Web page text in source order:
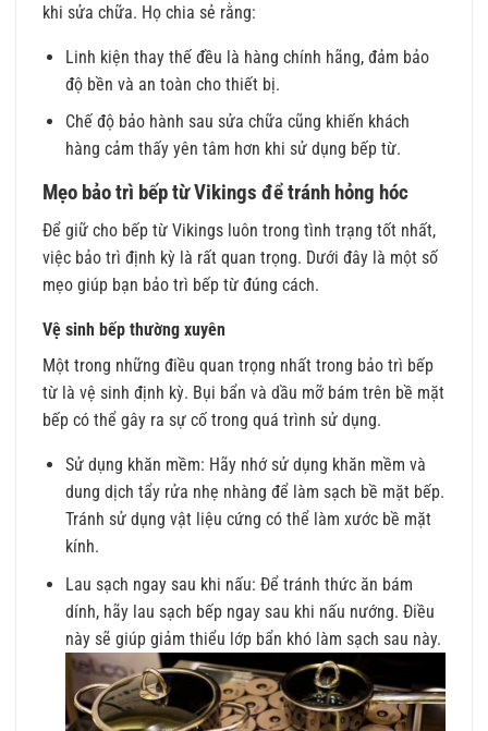
khi sửa chữa. Họ chia sẻ rằng:
Linh kiện thay thế đều là hàng chính hãng, đảm bảo
độ bền và an toàn cho thiết bị.
Chế độ bảo hành sau sửa chữa cũng khiến khách
hàng cảm thấy yên tâm hơn khi sử dụng bếp từ.
Mẹo bảo trì bếp từ Vikings để tránh hỏng hóc
Để giữ cho bếp từ Vikings luôn trong tình trạng tốt nhất,
việc bảo trì định kỳ là rất quan trọng. Dưới đây là một số
mẹo giúp bạn bảo trì bếp từ đúng cách.
Vệ sinh bếp thường xuyên
Một trong những điều quan trọng nhất trong bảo trì bếp
từ là vệ sinh định kỳ. Bụi bẩn và dầu mỡ bám trên bề mặt
bếp có thể gây ra sự cố trong quá trình sử dụng.
Sử dụng khăn mềm: Hãy nhớ sử dụng khăn mềm và
dung dịch tẩy rửa nhẹ nhàng để làm sạch bề mặt bếp.
Tránh sử dụng vật liệu cứng có thể làm xước bề mặt
kính.
Lau sạch ngay sau khi nấu: Để tránh thức ăn bám
dính, hãy lau sạch bếp ngay sau khi nấu nướng. Điều
này sẽ giúp giảm thiểu lớp bẩn khó làm sạch sau này.